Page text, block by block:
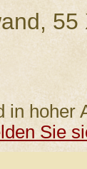
55
in hoher
Sie